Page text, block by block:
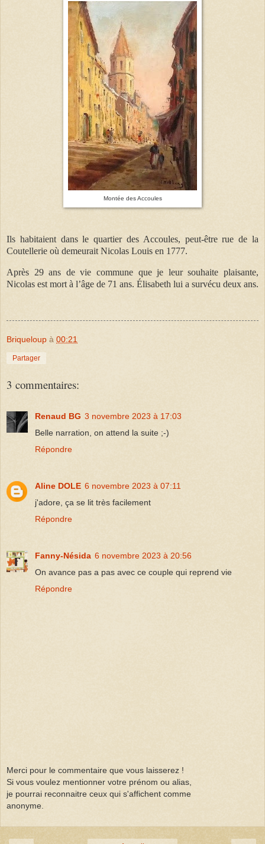
Montée des Accoules
Ils habitaient dans le quartier des Accoules, peut-être rue de la
Coutellerie où demeurait Nicolas Louis en 1777.
Après 29 ans de vie commune que je leur souhaite plaisante,
Nicolas est mort à l’âge de 71 ans. Élisabeth lui a survécu deux ans.
Briqueloup à 00:21
Partager
3 commentaires:
Renaud BG 3 novembre 2023 à 17:03
Belle narration, on attend la suite ;-)
Répondre
Aline DOLE 6 novembre 2023 à 07:11
j'adore, ça se lit très facilement
Répondre
Fanny-Nésida 6 novembre 2023 à 20:56
On avance pas a pas avec ce couple qui reprend vie
Répondre
Merci pour le commentaire que vous laisserez !
Si vous voulez mentionner votre prénom ou alias,
je pourrai reconnaitre ceux qui s'affichent comme
anonyme.